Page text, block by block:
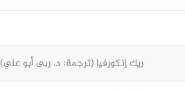
ريك إنكورفيا (ترجمة: د. ربى أبو علي)